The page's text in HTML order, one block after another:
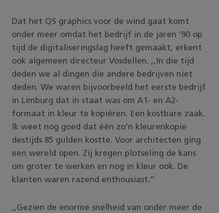
Dat het QS graphics voor de wind gaat komt
onder meer omdat het bedrijf in de jaren ’90 op
tijd de digitaliseringslag heeft gemaakt, erkent
ook algemeen directeur Vosdellen. ,,In die tijd
deden we al dingen die andere bedrijven niet
deden. We waren bijvoorbeeld het eerste bedrijf
in Limburg dat in staat was om A1- en A2-
formaat in kleur te kopiëren. Een kostbare zaak.
Ik weet nog goed dat één zo’n kleurenkopie
destijds 85 gulden kostte. Voor architecten ging
een wereld open. Zij kregen plotseling de kans
om groter te werken en nog in kleur ook. De
klanten waren razend enthousiast.”
,,Gezien de enorme snelheid van onder meer de